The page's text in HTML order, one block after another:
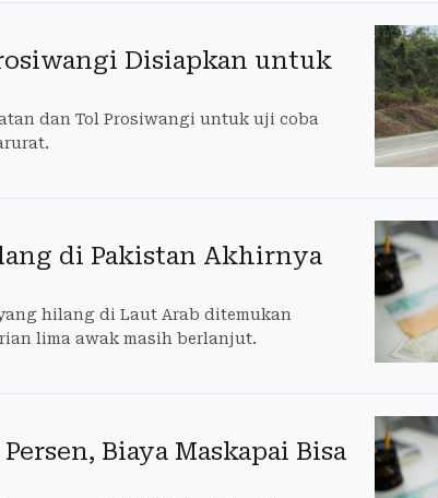
Disiapkan untuk
dan Tol Prosiwangi untuk uji coba
di Pakistan Akhirnya
hilang di Laut Arab ditemukan
lima awak masih berlanjut.
Biaya Maskapai Bisa